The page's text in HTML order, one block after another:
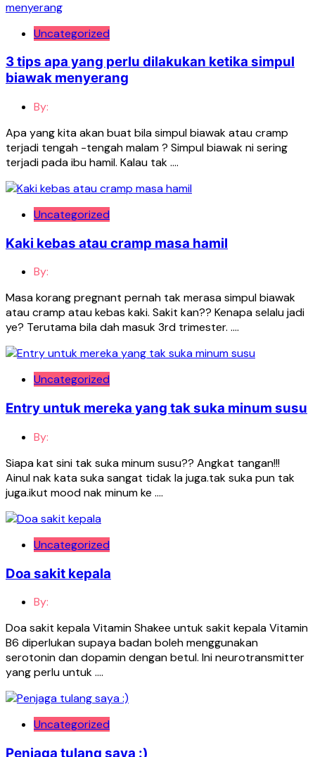
Uncategorized
3 tips apa yang perlu dilakukan ketika simpul
biawak menyerang
By:
Apa yang kita akan buat bila simpul biawak atau cramp
terjadi tengah -tengah malam ? Simpul biawak ni sering
terjadi pada ibu hamil. Kalau tak ….
Uncategorized
Kaki kebas atau cramp masa hamil
By:
Masa korang pregnant pernah tak merasa simpul biawak
atau cramp atau kebas kaki. Sakit kan?? Kenapa selalu jadi
ye? Terutama bila dah masuk 3rd trimester. ….
Uncategorized
Entry untuk mereka yang tak suka minum susu
By:
Siapa kat sini tak suka minum susu?? Angkat tangan!!!
Ainul nak kata suka sangat tidak la juga.tak suka pun tak
juga.ikut mood nak minum ke ….
Uncategorized
Doa sakit kepala
By:
Doa sakit kepala Vitamin Shakee untuk sakit kepala Vitamin
B6 diperlukan supaya badan boleh menggunakan
serotonin dan dopamin dengan betul. Ini neurotransmitter
yang perlu untuk ….
Uncategorized
Penjaga tulang saya :)